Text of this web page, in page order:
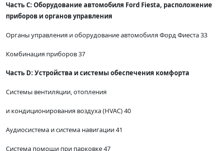
Часть С: Оборудование автомобиля Ford Fiesta, расположение
приборов и органов управления
Органы управления и оборудование автомобиля Форд Фиеста 33
Комбинация приборов 37
Часть D: Устройства и системы обеспечения комфорта
Системы вентиляции, отопления
и кондиционирования воздуха (HVAC) 40
Аудиосистема и система навигации 41
Система помощи при парковке 47